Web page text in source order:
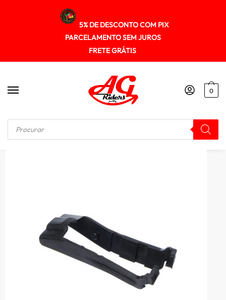
5% DE DESCONTO COM PIX
PARCELAMENTO SEM JUROS
FRETE GRÁTIS
0
Início / KIT RELAÇÃO Guia Deslizador Corrente Transmissao Gp7 Cg 150 2009/